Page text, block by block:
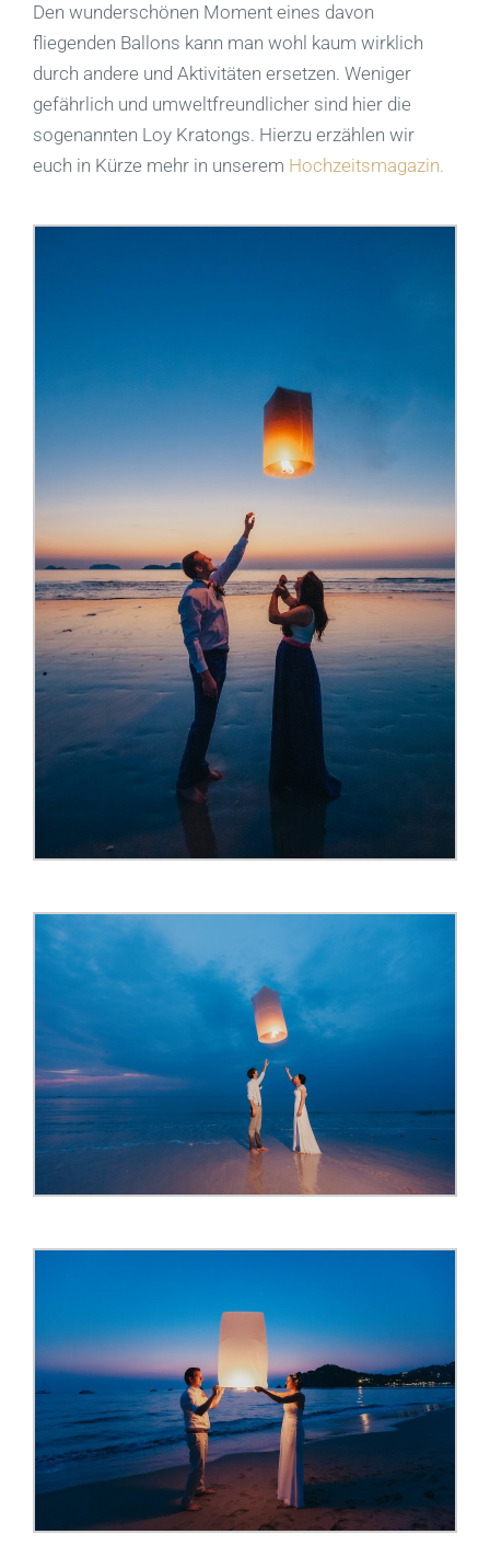
Den wunderschönen Moment eines davon
fliegenden Ballons kann man wohl kaum wirklich
durch andere und Aktivitäten ersetzen. Weniger
gefährlich und umweltfreundlicher sind hier die
sogenannten Loy Kratongs. Hierzu erzählen wir
euch in Kürze mehr in unserem Hochzeitsmagazin.